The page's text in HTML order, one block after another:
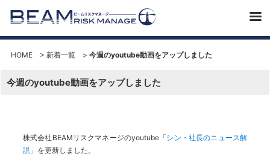
HOME> 新着一覧> 今週のyoutube動画をアップしました
今週のyoutube動画をアップしました
株式会社BEAMリスクマネージのyoutube「シン・社長のニュース解
説」を更新しました。